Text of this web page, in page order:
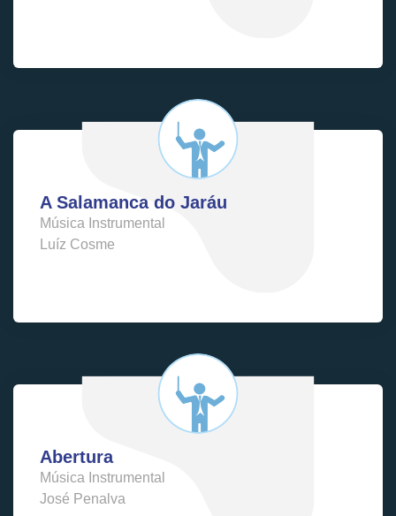
A Salamanca do Jaráu
Música Instrumental
Luíz Cosme
Abertura
Música Instrumental
José Penalva